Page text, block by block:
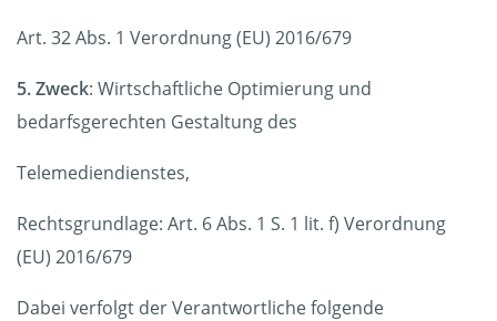
Art. 32 Abs. 1 Verordnung (EU) 2016/679
5. Zweck: Wirtschaftliche Optimierung und
bedarfsgerechten Gestaltung des
Telemediendienstes,
Rechtsgrundlage: Art. 6 Abs. 1 S. 1 lit. f) Verordnung
(EU) 2016/679
Dabei verfolgt der Verantwortliche folgende